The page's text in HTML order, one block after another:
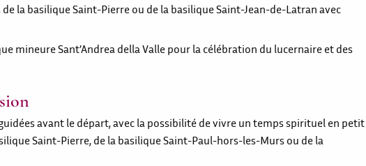
la basilique Saint-Pierre ou de la basilique Saint-Jean-de-Latran avec
mineure Sant’Andrea della Valle pour la célébration du lucernaire et des
avant le départ, avec la possibilité de vivre un temps spirituel en petit
Saint-Pierre, de la basilique Saint-Paul-hors-les-Murs ou de la